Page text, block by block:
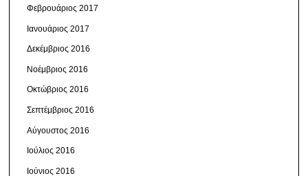
Φεβρουάριος 2017
Ιανουάριος 2017
Δεκέμβριος 2016
Νοέμβριος 2016
Οκτώβριος 2016
Σεπτέμβριος 2016
Αύγουστος 2016
Ιούλιος 2016
Ιούνιος 2016